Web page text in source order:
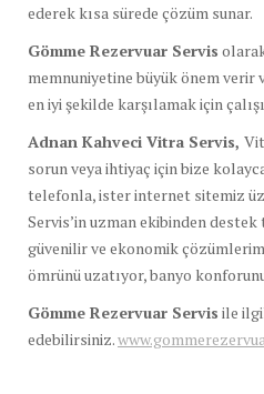
ederek kısa sürede çözüm sunar.
Gömme Rezervuar Servis
memnuniyetine büyük önem verir
en iyi şekilde karşılamak için
Adnan Kahveci Vitra Servis,
sorun veya ihtiyaç için bize
telefonla, ister internet sitemiz
Servis’in uzman ekibinden
güvenilir ve ekonomik
ömrünü uzatıyor, banyo
Gömme Rezervuar Servis ile
edebilirsiniz.